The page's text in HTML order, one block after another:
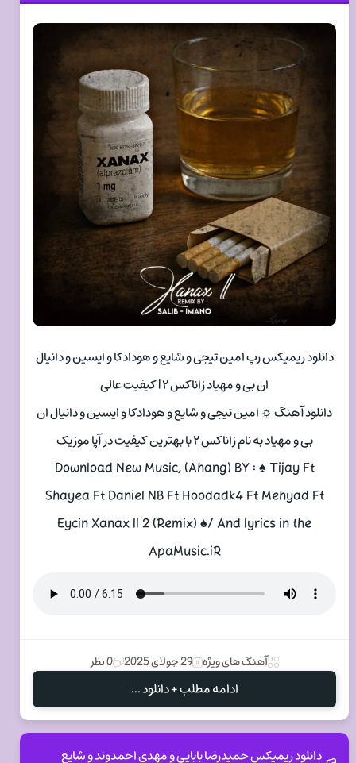
دانلود ریمیکس رپ امین تیجی و شایع و هودادکا و ایسین و دانیال
ان بی و مهیاد زاناکس ۲ | کیفیت عالی
دانلود آهنگ ☼ امین تیجی و شایع و هودادکا و ایسین و دانیال ان
بی و مهیاد به نام زاناکس ۲ با بهترین کیفیت در آپا موزیک
Download New Music, (Ahang) BY : ♠ Tijay Ft
Shayea Ft Daniel NB Ft Hoodadk4 Ft Mehyad Ft
Eycin Xanax ll 2 (Remix) ♠/ And lyrics in the
ApaMusic.iR
آهنگ های ویژه 29 جولای 2025 0 نظر
ادامه مطلب + دانلود ...
دانلود ریمیکس حمیدرضا بابایی و مهدی احمدوند و شایع